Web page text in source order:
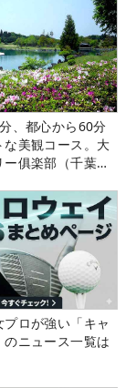
、都心から60分
な美観コース。大
ー俱楽部（千葉
ロが強い「キャ
のニュース一覧は